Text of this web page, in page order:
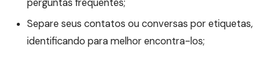
perguntas frequentes;
Separe seus contatos ou conversas por etiquetas,
identificando para melhor encontra-los;